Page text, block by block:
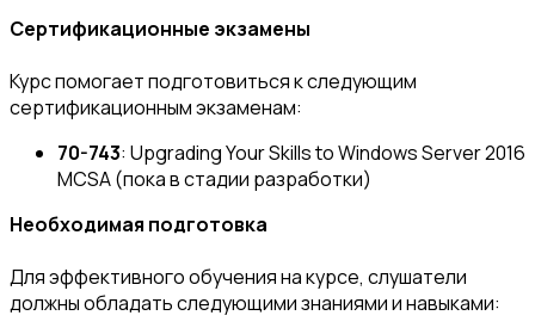
Сертификационные экзамены
Курс помогает подготовиться к следующим
сертификационным экзаменам:
70-743: Upgrading Your Skills to Windows Server 2016
MCSA (пока в стадии разработки)
Необходимая подготовка
Для эффективного обучения на курсе, слушатели
должны обладать следующими знаниями и навыками: